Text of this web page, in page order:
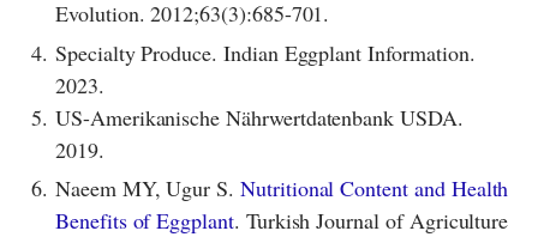
Evolution. 2012;63(3):685-701.
4. Specialty Produce. Indian Eggplant Information.
2023.
5. US-Amerikanische Nährwertdatenbank USDA.
2019.
6. Naeem MY, Ugur S.Nutritional Content and Health
Benefits of Eggplant. Turkish Journal of Agriculture